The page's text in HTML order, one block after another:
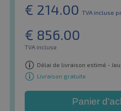
€ 214.00 TVA incluse
€ 856.00
TVA incluse
Délai de livraison estimé - Jeu.
Livraison gratuite
Panier